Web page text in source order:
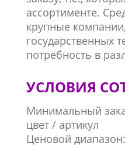
ассортименте.
крупные
государственных
потребность в
УСЛОВИЯ
Минимальный
цвет / артикул
Ценовой